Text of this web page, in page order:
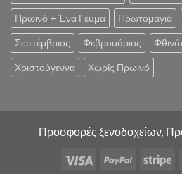
Πρωινό + Ένα Γεύμα Πρωτομαγιά
Σεπτέμβριος Φεβρουάριος
Χριστούγεννα Χωρίς Πρωινό
Προσφορές ξενοδοχείων,